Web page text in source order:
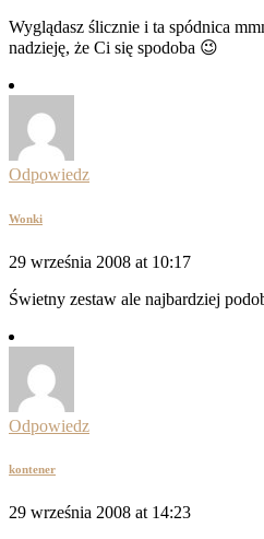
Wyglądasz ślicznie i ta spódnica
nadzieję, że Ci się spodoba 😉
Odpowiedz
Wonki
29 września 2008 at 10:17
Świetny zestaw ale najbardziej
Odpowiedz
kontener
29 września 2008 at 14:23